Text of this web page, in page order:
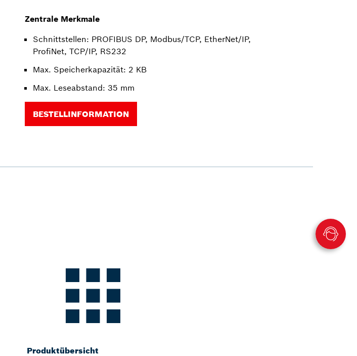
Zentrale Merkmale
Schnittstellen: PROFIBUS DP, Modbus/TCP, EtherNet/IP,
ProfiNet, TCP/IP, RS232
Max. Speicherkapazität: 2 KB
Max. Leseabstand: 35 mm
BESTELLINFORMATION
Produktübersicht